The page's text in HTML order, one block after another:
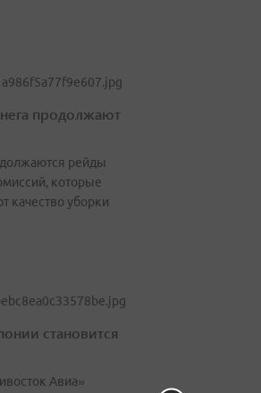
продолжают
рейды
которые
качество уборки
становится
Авиа»